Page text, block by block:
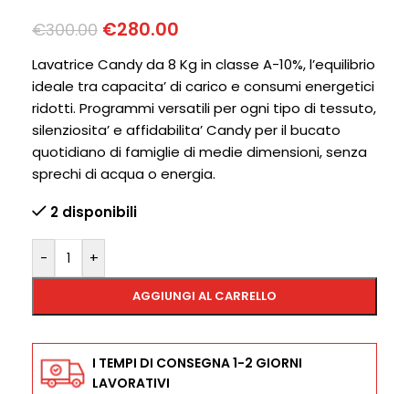
€300.00 €280.00
Lavatrice Candy da 8 Kg in classe A-10%, l’equilibrio
ideale tra capacita’ di carico e consumi energetici
ridotti. Programmi versatili per ogni tipo di tessuto,
silenziosita’ e affidabilita’ Candy per il bucato
quotidiano di famiglie di medie dimensioni, senza
sprechi di acqua o energia.
2 disponibili
- +
AGGIUNGI AL CARRELLO
I TEMPI DI CONSEGNA 1-2 GIORNI
LAVORATIVI